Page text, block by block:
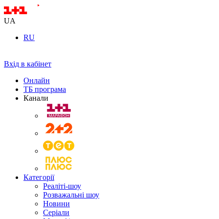
UA
RU
Вхід в кабінет
Онлайн
ТБ програма
Канали
Категорії
Реаліті-шоу
Розважальні шоу
Новини
Серіали